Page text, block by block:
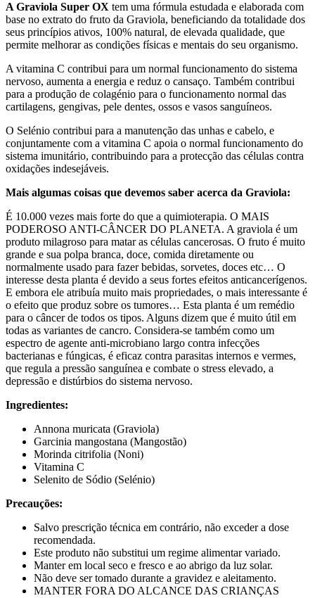
A Graviola Super OX tem uma fórmula estudada e elaborada com
base no extrato do fruto da Graviola, beneficiando da totalidade dos
seus princípios ativos, 100% natural, de elevada qualidade, que
permite melhorar as condições físicas e mentais do seu organismo.
A vitamina C contribui para um normal funcionamento do sistema
nervoso, aumenta a energia e reduz o cansaço. Também contribui
para a produção de colagénio para o funcionamento normal das
cartilagens, gengivas, pele dentes, ossos e vasos sanguíneos.
O Selénio contribui para a manutenção das unhas e cabelo, e
conjuntamente com a vitamina C apoia o normal funcionamento do
sistema imunitário, contribuindo para a protecção das células contra
oxidações indesejáveis.
Mais algumas coisas que devemos saber acerca da Graviola:
É 10.000 vezes mais forte do que a quimioterapia. O MAIS
PODEROSO ANTI-CÂNCER DO PLANETA. A graviola é um
produto milagroso para matar as células cancerosas. O fruto é muito
grande e sua polpa branca, doce, comida diretamente ou
normalmente usado para fazer bebidas, sorvetes, doces etc… O
interesse desta planta é devido a seus fortes efeitos anticancerígenos.
E embora ele atribuía muito mais propriedades, o mais interessante é
o efeito que produz sobre os tumores… Esta planta é um remédio
para o câncer de todos os tipos. Alguns dizem que é muito útil em
todas as variantes de cancro. Considera-se também como um
espectro de agente anti-microbiano largo contra infecções
bacterianas e fúngicas, é eficaz contra parasitas internos e vermes,
que regula a pressão sanguínea e combate o stress elevado, a
depressão e distúrbios do sistema nervoso.
Ingredientes:
Annona muricata (Graviola)
Garcinia mangostana (Mangostão)
Morinda citrifolia (Noni)
Vitamina C
Selenito de Sódio (Selénio)
Precauções:
Salvo prescrição técnica em contrário, não exceder a dose
recomendada.
Este produto não substitui um regime alimentar variado.
Manter em local seco e fresco e ao abrigo da luz solar.
Não deve ser tomado durante a gravidez e aleitamento.
MANTER FORA DO ALCANCE DAS CRIANÇAS